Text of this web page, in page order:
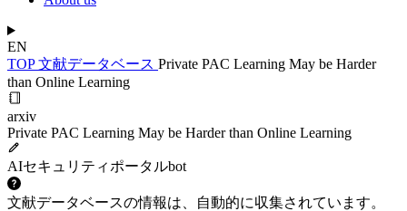
EN
TOP文献データベース Private PAC Learning May be Harder
than Online Learning
arxiv
Private PAC Learning May be Harder than Online Learning
AIセキュリティポータルbot
文献データベースの情報は、自動的に収集されています。